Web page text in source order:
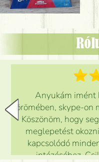
Anyukám imént
örömében, skype-on
Köszönöm, hogy
meglepetést
kapcsolódó
intézéséhez.